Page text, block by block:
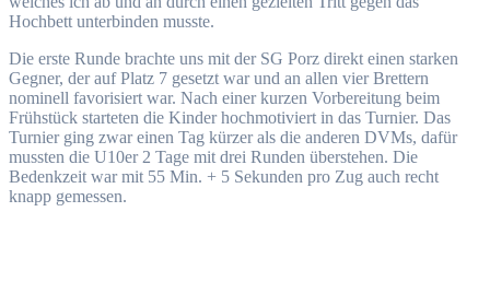
Hochbett unterbinden musste.
Die erste Runde brachte uns mit der SG Porz direkt einen starken
Gegner, der auf Platz 7 gesetzt war und an allen vier Brettern
nominell favorisiert war. Nach einer kurzen Vorbereitung beim
Frühstück starteten die Kinder hochmotiviert in das Turnier. Das
Turnier ging zwar einen Tag kürzer als die anderen DVMs, dafür
mussten die U10er 2 Tage mit drei Runden überstehen. Die
Bedenkzeit war mit 55 Min. + 5 Sekunden pro Zug auch recht
knapp gemessen.